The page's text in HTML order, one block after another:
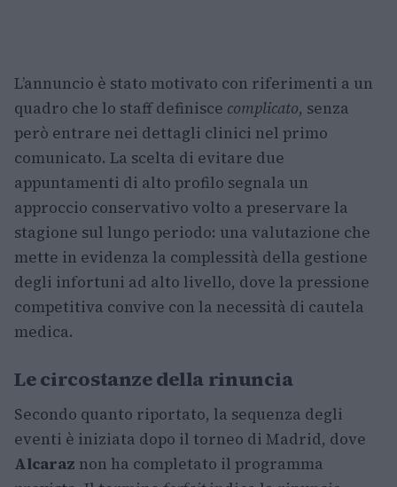
L’annuncio è stato motivato con riferimenti a un
quadro che lo staff definisce complicato, senza
però entrare nei dettagli clinici nel primo
comunicato. La scelta di evitare due
appuntamenti di alto profilo segnala un
approccio conservativo volto a preservare la
stagione sul lungo periodo: una valutazione che
mette in evidenza la complessità della gestione
degli infortuni ad alto livello, dove la pressione
competitiva convive con la necessità di cautela
medica.
Le circostanze della rinuncia
Secondo quanto riportato, la sequenza degli
eventi è iniziata dopo il torneo di Madrid, dove
Alcaraz non ha completato il programma